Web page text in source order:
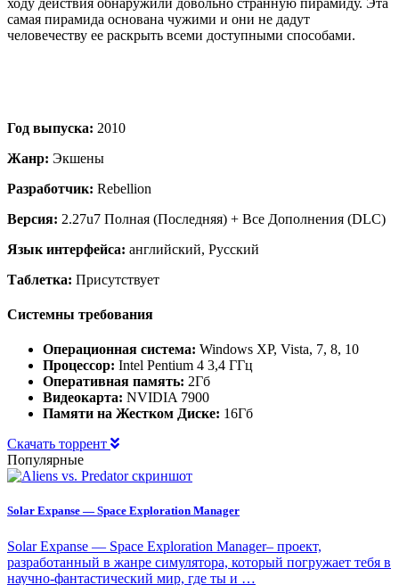
самая пирамида основана чужими и они не дадут
человечеству ее раскрыть всеми доступными способами.
Год выпуска: 2010
Жанр: Экшены
Разработчик: Rebellion
Версия: 2.27u7 Полная (Последняя) + Все Дополнения (DLC)
Язык интерфейса: английский, Русский
Таблетка: Присутствует
Системны требования
Операционная система: Windows XP, Vista, 7, 8, 10
Процессор: Intel Pentium 4 3,4 ГГц
Оперативная память: 2Гб
Видеокарта: NVIDIA 7900
Памяти на Жестком Диске: 16Гб
Скачать торрент
Популярные
Solar Expanse — Space Exploration Manager
Solar Expanse — Space Exploration Manager– проект,
разработанный в жанре симулятора, который погружает тебя в
научно-фантастический мир, где ты и …